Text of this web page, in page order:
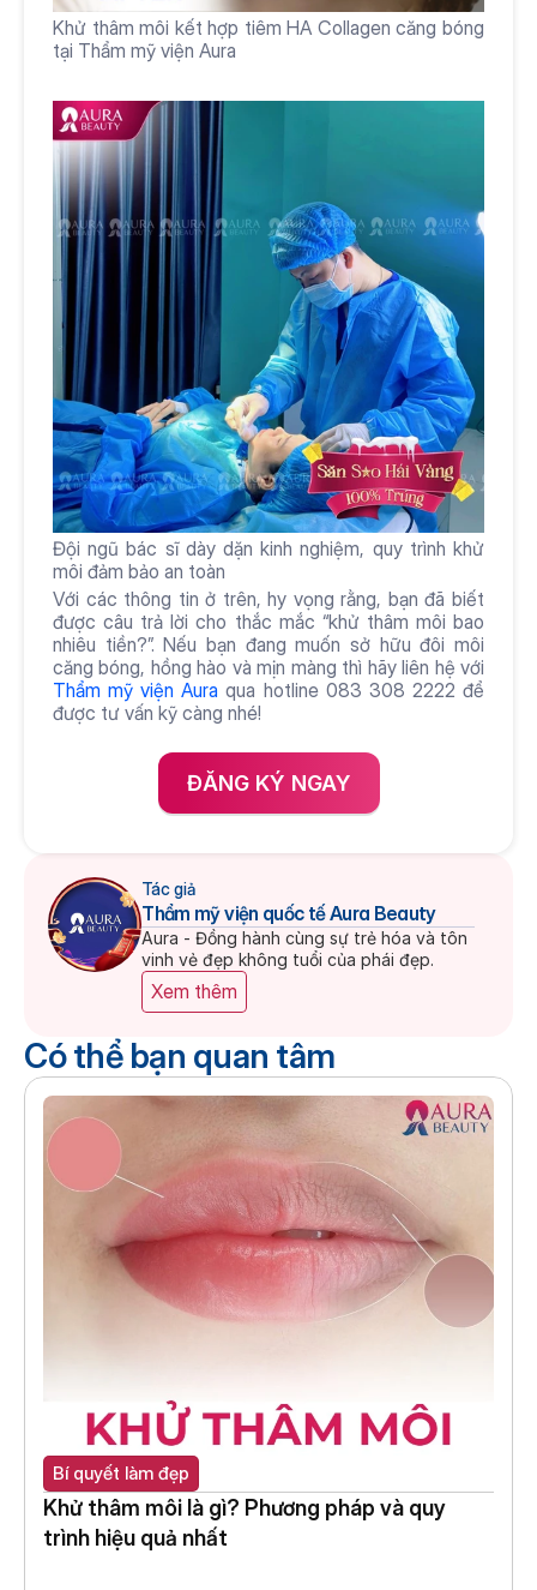
Khử thâm môi kết hợp tiêm HA Collagen căng bóng
tại Thẩm mỹ viện Aura
Đội ngũ bác sĩ dày dặn kinh nghiệm, quy trình khử
môi đảm bảo an toàn
Với các thông tin ở trên, hy vọng rằng, bạn đã biết
được câu trả lời cho thắc mắc “khử thâm môi bao
nhiêu tiền?”. Nếu bạn đang muốn sở hữu đôi môi
Thẩm mỹ viện Aura qua hotline 083 308 2222 để
được tư vấn kỹ càng nhé!
ĐĂNG KÝ NGAY
Tác giả
Thẩm mỹ viện quốc tế Aura Beauty
Aura - Đồng hành cùng sự trẻ hóa và tôn
vinh vẻ đẹp không tuổi của phái đẹp.
Xem thêm
Có thể bạn quan tâm
Bí quyết làm đẹp
Khử thâm môi là gì? Phương pháp và quy
trình hiệu quả nhất